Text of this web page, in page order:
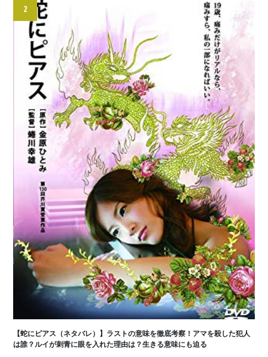
2
【蛇にピアス（ネタバレ）】ラストの意味を徹底考察！アマを殺した犯人
は誰？ルイが刺青に眼を入れた理由は？生きる意味にも迫る